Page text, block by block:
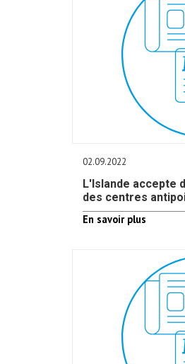
02.09.2022
L'Islande accepte
des centres
En savoir plus